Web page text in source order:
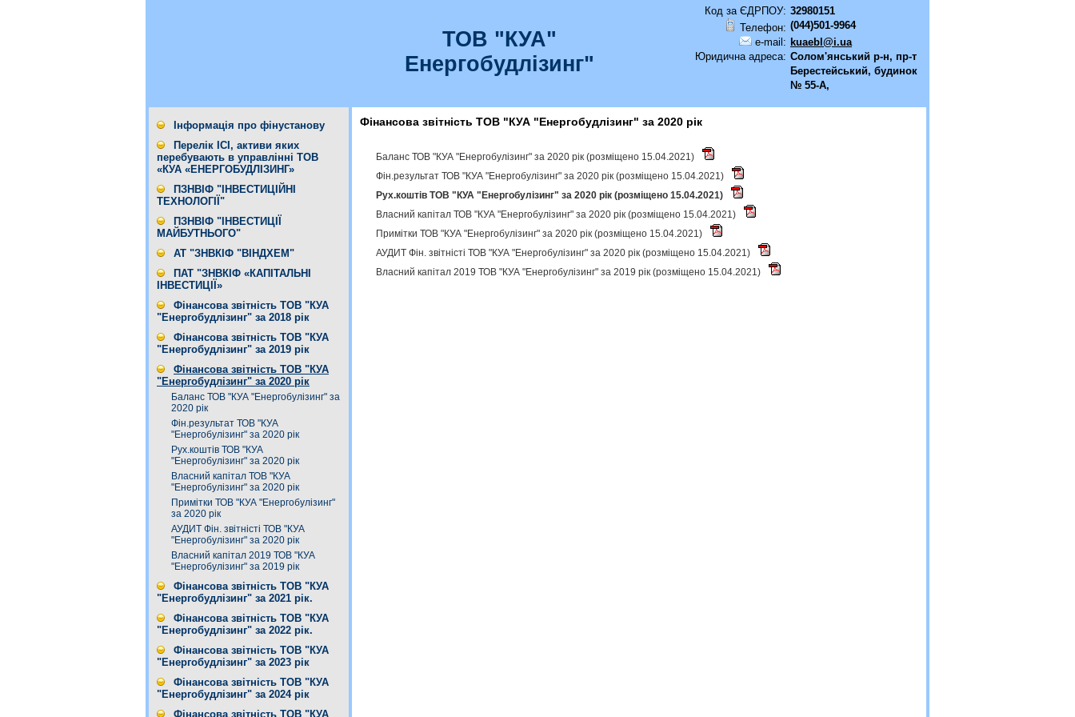
ТОВ "КУА"
Енергобудлізинг"
Код за ЄДРПОУ: 32980151
Телефон: (044)501-9964
e-mail: kuaebl@i.ua
Юридична адреса: Солом'янський р-н, пр-т
Берестейський, будинок
№ 55-А,
Інформація про фінустанову
Перелік ІСІ, активи яких
перебувають в управлінні ТОВ
«КУА «ЕНЕРГОБУДЛІЗИНГ»
ПЗНВІФ "ІНВЕСТИЦІЙНІ
ТЕХНОЛОГІЇ"
ПЗНВІФ "ІНВЕСТИЦІЇ
МАЙБУТНЬОГО"
АТ "ЗНВКІФ "ВІНДХЕМ"
ПАТ "ЗНВКІФ «КАПІТАЛЬНІ
ІНВЕСТИЦІЇ»
Фінансова звітність ТОВ "КУА
"Енергобудлізинг" за 2018 рік
Фінансова звітність ТОВ "КУА
"Енергобудлізинг" за 2019 рік
Фінансова звітність ТОВ "КУА
"Енергобудлізинг" за 2020 рік
Баланс ТОВ "КУА "Енергобулізинг" за
2020 рік
Фін.результат ТОВ "КУА
"Енергобулізинг" за 2020 рік
Рух.коштів ТОВ "КУА
"Енергобулізинг" за 2020 рік
Власний капітал ТОВ "КУА
"Енергобулізинг" за 2020 рік
Примітки ТОВ "КУА "Енергобулізинг"
за 2020 рік
АУДИТ Фін. звітністі ТОВ "КУА
"Енергобулізинг" за 2020 рік
Власний капітал 2019 ТОВ "КУА
"Енергобулізинг" за 2019 рік
Фінансова звітність ТОВ "КУА
"Енергобудлізинг" за 2021 рік.
Фінансова звітність ТОВ "КУА
"Енергобудлізинг" за 2022 рік.
Фінансова звітність ТОВ "КУА
"Енергобудлізинг" за 2023 рік
Фінансова звітність ТОВ "КУА
"Енергобудлізинг" за 2024 рік
Фінансова звітність ТОВ "КУА
Фінансова звітність ТОВ "КУА "Енергобудлізинг" за 2020 рік
Баланс ТОВ "КУА "Енергобулізинг" за 2020 рік (розміщено 15.04.2021)
Фін.результат ТОВ "КУА "Енергобулізинг" за 2020 рік (розміщено 15.04.2021)
Рух.коштів ТОВ "КУА "Енергобулізинг" за 2020 рік (розміщено 15.04.2021)
Власний капітал ТОВ "КУА "Енергобулізинг" за 2020 рік (розміщено 15.04.2021)
Примітки ТОВ "КУА "Енергобулізинг" за 2020 рік (розміщено 15.04.2021)
АУДИТ Фін. звітністі ТОВ "КУА "Енергобулізинг" за 2020 рік (розміщено 15.04.2021)
Власний капітал 2019 ТОВ "КУА "Енергобулізинг" за 2019 рік (розміщено 15.04.2021)